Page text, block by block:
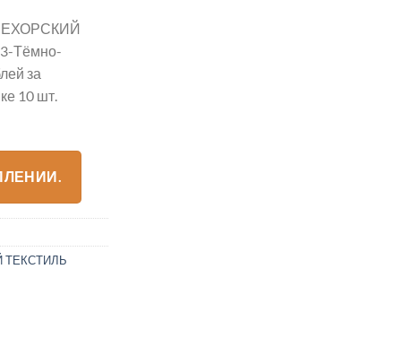
Тёмно-
за
10 шт.
ТЕКСТИЛЬ